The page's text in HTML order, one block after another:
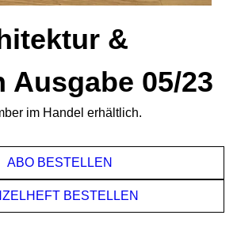
&
Ausgabe 05/23
im Handel erhältlich.
ABO BESTELLEN
BESTELLEN